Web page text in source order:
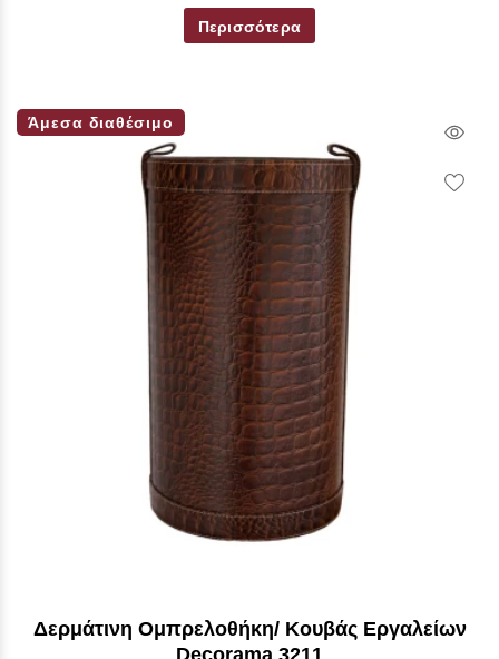
Περισσότερα
Άμεσα διαθέσιμο
Δερμάτινη Ομπρελοθήκη/ Κουβάς Εργαλείων